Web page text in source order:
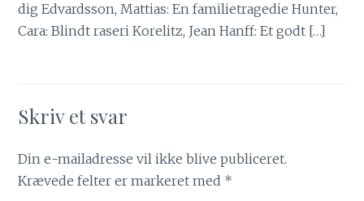
dig Edvardsson, Mattias: En familietragedie Hunter,
Cara: Blindt raseri Korelitz, Jean Hanff: Et godt […]
Skriv et svar
Din e-mailadresse vil ikke blive publiceret.
Krævede felter er markeret med *